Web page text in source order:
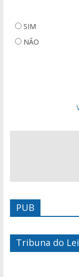
SIM
NÃO
PUB
Tribuna do